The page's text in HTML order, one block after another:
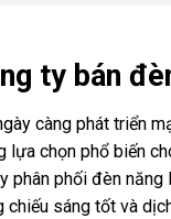
ty bán
càng phát triển
lựa chọn phổ biến
phân phối đèn
chiếu sáng tốt và